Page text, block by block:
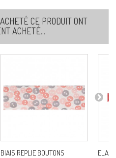
CE PRODUIT ONT
ACHETÉ...
BIAIS REPLIE BOUTONS